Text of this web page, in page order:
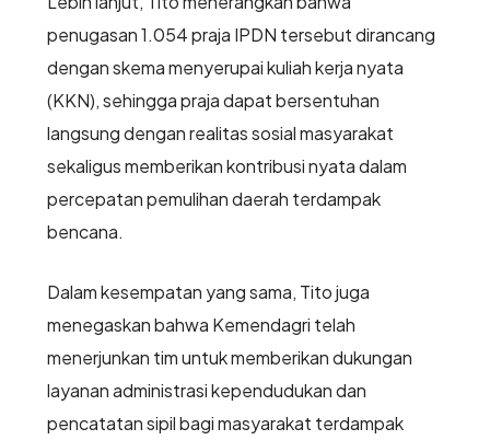
penugasan 1.054 praja IPDN tersebut dirancang
dengan skema menyerupai kuliah kerja nyata
(KKN), sehingga praja dapat bersentuhan
langsung dengan realitas sosial masyarakat
sekaligus memberikan kontribusi nyata dalam
percepatan pemulihan daerah terdampak
bencana.
Dalam kesempatan yang sama, Tito juga
menegaskan bahwa Kemendagri telah
menerjunkan tim untuk memberikan dukungan
layanan administrasi kependudukan dan
pencatatan sipil bagi masyarakat terdampak